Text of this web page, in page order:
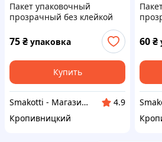
Пакет упаковочный
прозрачный без клейкой
ленты 150*100 мм (100 шт)
75₴ упаковка
Купить
Smakotti - Магазин кондитерских ингредиентов
4.9
Кропивницкий
60₴